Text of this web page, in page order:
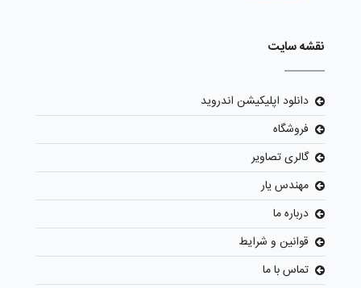
نقشه سایت
دانلود اپلیکیشن اندروید
فروشگاه
گالری تصاویر
مهندس یار
درباره ما
قوانین و شرایط
تماس با ما